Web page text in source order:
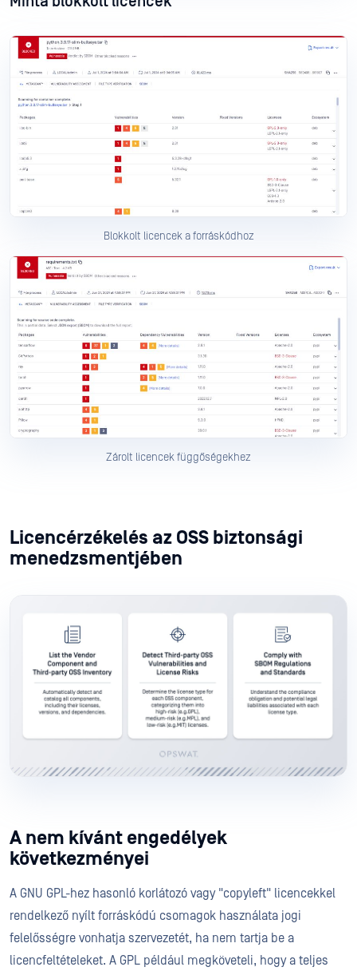
Blokkolt licencek a forráskódhoz
Zárolt licencek függőségekhez
Licencérzékelés az OSS biztonsági
menedzsmentjében
A nem kívánt engedélyek
következményei
A GNU GPL-hez hasonló korlátozó vagy "copyleft" licencekkel
rendelkező nyílt forráskódú csomagok használata jogi
felelősségre vonhatja szervezetét, ha nem tartja be a
licencfeltételeket. A GPL például megköveteli, hogy a teljes